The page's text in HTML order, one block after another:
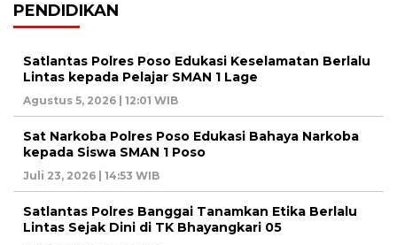
PENDIDIKAN
Satlantas Polres Poso Edukasi Keselamatan Berlalu
Lintas kepada Pelajar SMAN 1 Lage
Agustus 5, 2026 | 12:01 WIB
Sat Narkoba Polres Poso Edukasi Bahaya Narkoba
kepada Siswa SMAN 1 Poso
Juli 23, 2026 | 14:53 WIB
Satlantas Polres Banggai Tanamkan Etika Berlalu
Lintas Sejak Dini di TK Bhayangkari 05